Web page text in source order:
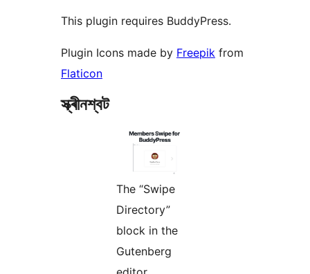
This plugin requires BuddyPress.
Plugin Icons made by Freepik from
Flaticon
স্ক্ৰীনশ্বট
The “Swipe
Directory”
block in the
Gutenberg